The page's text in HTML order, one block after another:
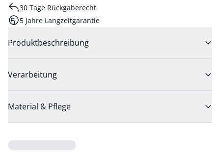
30 Tage Rückgaberecht
5 Jahre Langzeitgarantie
Produktbeschreibung
Verarbeitung
Material & Pflege